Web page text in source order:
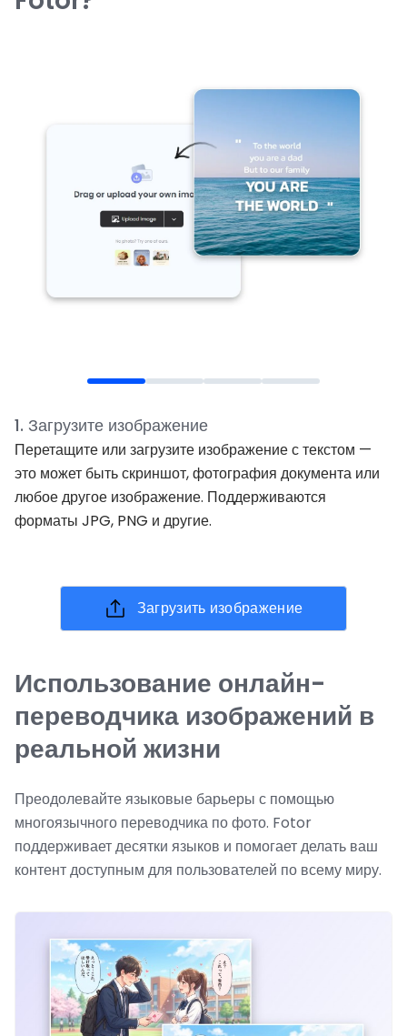
1. Загрузите изображение
Перетащите или загрузите изображение с текстом —
это может быть скриншот, фотография документа или
любое другое изображение. Поддерживаются
форматы JPG, PNG и другие.
Загрузить изображение
Использование онлайн-
переводчика изображений в
реальной жизни
Преодолевайте языковые барьеры с помощью
многоязычного переводчика по фото. Fotor
поддерживает десятки языков и помогает делать ваш
контент доступным для пользователей по всему миру.